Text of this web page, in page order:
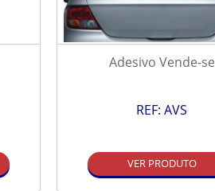
Adesivo Vende-se
REF: AVS
VER PRODUTO